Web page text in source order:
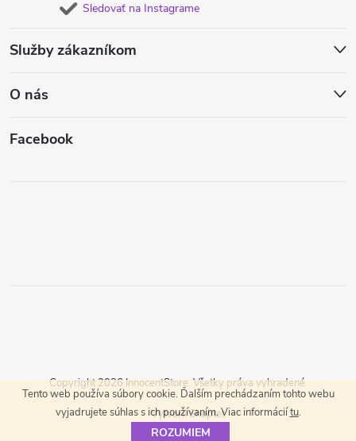
Tento web používa súbory cookie. Ďalším prechádzaním tohto webu
vyjadrujete súhlas s ich používaním. Viac informáciítu.
ROZUMIEM
Sledovať na Instagrame
Služby zákazníkom
O nás
Facebook
Vytvoril Shoptet
Copyright 2026 InnocentStore. Všetky práva vyhradené.